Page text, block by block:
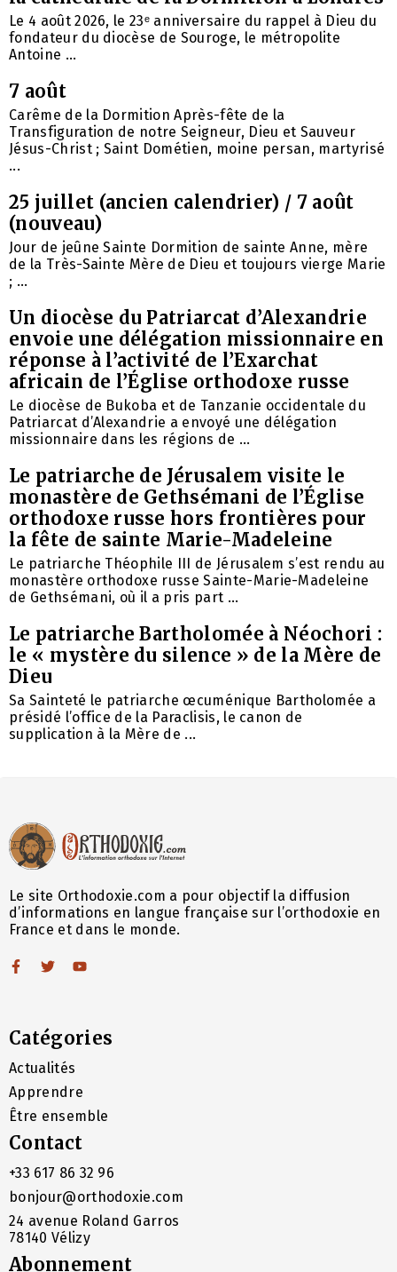
Le 4 août 2026, le 23ᵉ anniversaire du rappel à Dieu du
fondateur du diocèse de Souroge, le métropolite
Antoine ...
7 août
Carême de la Dormition Après-fête de la
Transfiguration de notre Seigneur, Dieu et Sauveur
Jésus-Christ ; Saint Dométien, moine persan, martyrisé
...
25 juillet (ancien calendrier) / 7 août
(nouveau)
Jour de jeûne Sainte Dormition de sainte Anne, mère
de la Très-Sainte Mère de Dieu et toujours vierge Marie
; ...
Un diocèse du Patriarcat d’Alexandrie
envoie une délégation missionnaire en
réponse à l’activité de l’Exarchat
africain de l’Église orthodoxe russe
Le diocèse de Bukoba et de Tanzanie occidentale du
Patriarcat d’Alexandrie a envoyé une délégation
missionnaire dans les régions de ...
Le patriarche de Jérusalem visite le
monastère de Gethsémani de l’Église
orthodoxe russe hors frontières pour
la fête de sainte Marie-Madeleine
Le patriarche Théophile III de Jérusalem s’est rendu au
monastère orthodoxe russe Sainte-Marie-Madeleine
de Gethsémani, où il a pris part ...
Le patriarche Bartholomée à Néochori :
le « mystère du silence » de la Mère de
Dieu
Sa Sainteté le patriarche œcuménique Bartholomée a
présidé l’office de la Paraclisis, le canon de
supplication à la Mère de ...
Le site Orthodoxie.com a pour objectif la diffusion
d’informations en langue française sur l’orthodoxie en
France et dans le monde.
Catégories
Actualités
Apprendre
Être ensemble
Contact
+33 617 86 32 96
bonjour@orthodoxie.com
24 avenue Roland Garros
78140 Vélizy
Abonnement